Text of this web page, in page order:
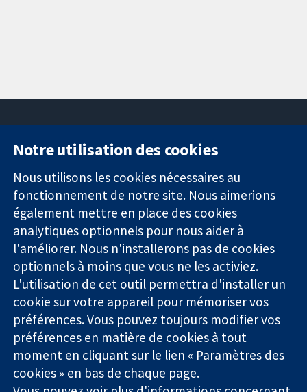
Des données
probantes.
Des décisions
éclairées.
Une meilleure
santé.
11-13 Cavendish
Square
Londres
W1G0AN
Royaume-Uni
nous
Actualités
Service de
presse
Qui sommes-
nous
Offres
d'emploi
Library
La Collaboration Cochrane est une association caritative (n°
1045921) et une société à responsabilité limitée par garantie (n°
Notre utilisation des cookies
Nous utilisons les cookies nécessaires au
fonctionnement de notre site. Nous aimerions
également mettre en place des cookies
analytiques optionnels pour nous aider à
l'améliorer. Nous n'installerons pas de cookies
optionnels à moins que vous ne les activiez.
L'utilisation de cet outil permettra d'installer un
cookie sur votre appareil pour mémoriser vos
préférences. Vous pouvez toujours modifier vos
préférences en matière de cookies à tout
moment en cliquant sur le lien « Paramètres des
cookies » en bas de chaque page.